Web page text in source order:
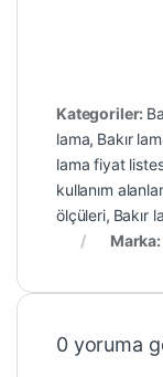
Kategoriler:
lama, Bakır
lama fiyat
kullanım
ölçüleri, Bakır
Marka:
0 yoruma